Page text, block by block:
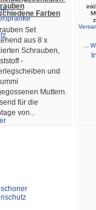
Farben
Set
aus 8 x
Schrauben,
-
und
Muttern.
für die
von...
...